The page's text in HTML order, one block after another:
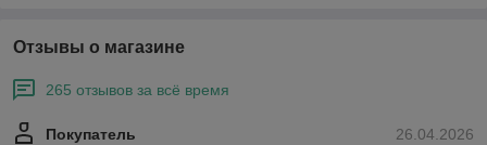
Отзывы о магазине
265 отзывов за всё время
26.04.2026
Покупатель